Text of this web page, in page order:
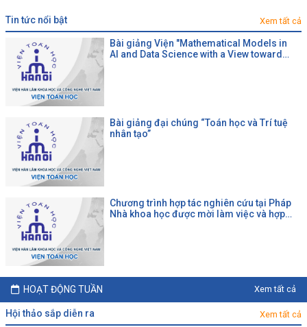
tin tức nổi bật Xem tất cả
Bài giảng Viện "Mathematical Models in
AI and Data Science with a View toward
Bài giảng đại chúng “Toán học và Trí tuệ
nhân tạo”
Chương trình hợp tác nghiên cứu tại Pháp
Nhà khoa học được mời làm việc và hợp
HOẠT ĐỘNG TUẦN Xem tất cả
hội thảo sắp diễn ra
Xem tất cả